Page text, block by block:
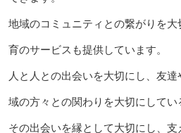
地域のコミュニティとの繋がりを
育のサービスも提供しています。
人と人との出会いを大切にし、友
域の方々との関わりを大切にしてい
その出会いを縁として大切にし、支